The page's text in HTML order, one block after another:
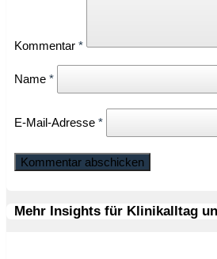
Kommentar *
Name *
E-Mail-Adresse *
Mehr Insights für Klinikalltag